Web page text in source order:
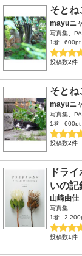
そとね
mayuニ
写真集、
1巻
600pt
投稿数2件
そとね
mayuニ
写真集、
1巻
600pt
投稿数2件
ドラ
いの記
山崎由佳
写真集
1巻
投稿数1件